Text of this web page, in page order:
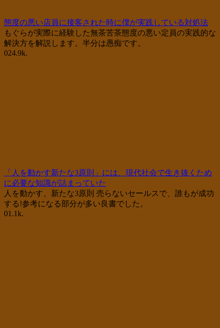
態度の悪い店員に接客された時に僕が実践している対処法
もぐらが実際に経験した無茶苦茶態度の悪い定員の実践的な
解決方を解説します。半分は愚痴です。
024.9k.
「人を動かす新たな3原則」には、現代社会で生き抜くため
に必要な知識が詰まっていた
人を動かす、新たな3原則 売らないセールスで、誰もが成功
する!参考になる部分が多い良書でした。
01.1k.